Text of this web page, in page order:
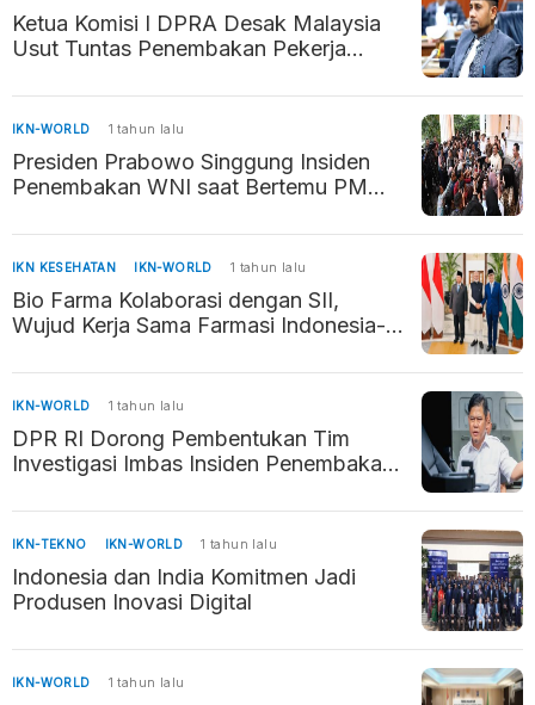
Ketua Komisi I DPRA Desak Malaysia
Usut Tuntas Penembakan Pekerja
IKN-WORLD 1 tahun lalu
Presiden Prabowo Singgung Insiden
Penembakan WNI saat Bertemu PM
IKN KESEHATAN IKN-WORLD 1 tahun lalu
Bio Farma Kolaborasi dengan SII,
Wujud Kerja Sama Farmasi Indonesia-
IKN-WORLD 1 tahun lalu
DPR RI Dorong Pembentukan Tim
Investigasi Imbas Insiden Penembakan
IKN-TEKNO IKN-WORLD 1 tahun lalu
Indonesia dan India Komitmen Jadi
Produsen Inovasi Digital
IKN-WORLD 1 tahun lalu